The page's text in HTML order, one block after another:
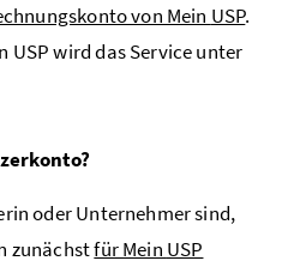
von Mein USP.
USPwird das Service unter
oder Unternehmer sind,
zunächstfür Mein USP